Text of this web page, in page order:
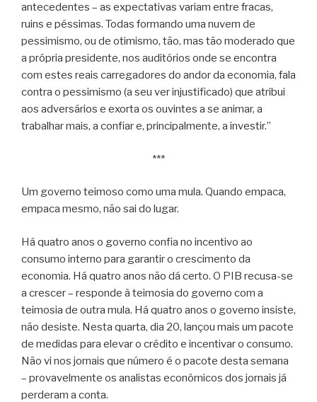
antecedentes – as expectativas variam entre fracas,
ruins e péssimas. Todas formando uma nuvem de
pessimismo, ou de otimismo, tão, mas tão moderado que
a própria presidente, nos auditórios onde se encontra
com estes reais carregadores do andor da economia, fala
contra o pessimismo (a seu ver injustificado) que atribui
aos adversários e exorta os ouvintes a se animar, a
trabalhar mais, a confiar e, principalmente, a investir.”
***
Um governo teimoso como uma mula. Quando empaca,
empaca mesmo, não sai do lugar.
Há quatro anos o governo confia no incentivo ao
consumo interno para garantir o crescimento da
economia. Há quatro anos não dá certo. O PIB recusa-se
a crescer – responde à teimosia do governo com a
teimosia de outra mula. Há quatro anos o governo insiste,
não desiste. Nesta quarta, dia 20, lançou mais um pacote
de medidas para elevar o crédito e incentivar o consumo.
Não vi nos jornais que número é o pacote desta semana
– provavelmente os analistas econômicos dos jornais já
perderam a conta.